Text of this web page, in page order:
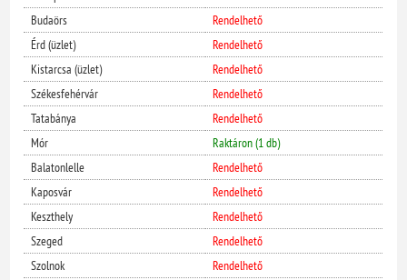
Budaörs
Rendelhető
Érd (üzlet)
Rendelhető
Kistarcsa (üzlet)
Rendelhető
Székesfehérvár
Rendelhető
Tatabánya
Rendelhető
Mór
Raktáron (1 db)
Balatonlelle
Rendelhető
Kaposvár
Rendelhető
Keszthely
Rendelhető
Szeged
Rendelhető
Szolnok
Rendelhető